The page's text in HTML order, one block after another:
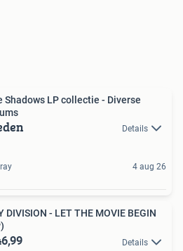
Shadows LP collectie - Diverse
Details
4 aug 26
DIVISION - LET THE MOVIE BEGIN
Details